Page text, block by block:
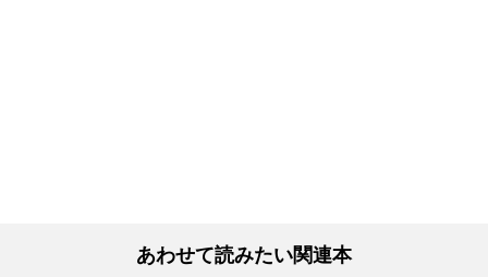
あわせて読みたい関連本